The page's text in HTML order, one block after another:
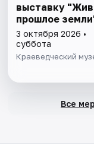
выставку
прошлое
3 октября 2026 •
суббота
Краеведческий
Все